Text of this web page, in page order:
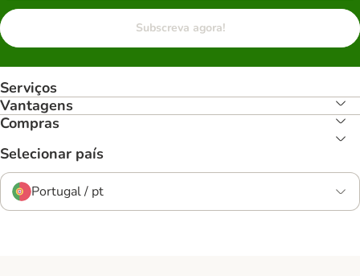
Subscreva agora!
Serviços
Vantagens
Compras
Selecionar país
Portugal / pt